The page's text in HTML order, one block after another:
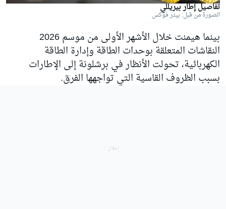
تفاصيل إطار بيريللي
الصورة من قبل: بيتر فوكس
بينما هيمنت خلال الأشهر الأولى من موسم 2026
النقاشات المتعلقة بوحدات الطاقة وإدارة الطاقة
الكهربائية، تحولت الأنظار في برشلونة إلى الإطارات
بسبب الظروف القاسية التي تواجهها الفرق.